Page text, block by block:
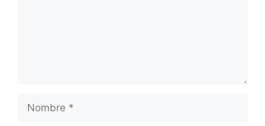
Nombre